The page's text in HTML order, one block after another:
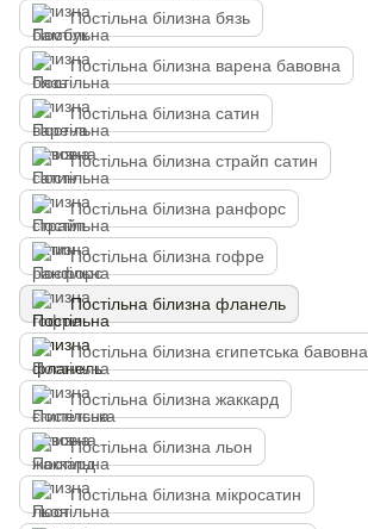
Постільна білизна бязь
Постільна білизна варена бавовна
Постільна білизна сатин
Постільна білизна страйп сатин
Постільна білизна ранфорс
Постільна білизна гофре
Постільна білизна фланель
Постільна білизна єгипетська бавовна
Постільна білизна жаккард
Постільна білизна льон
Постільна білизна мікросатин